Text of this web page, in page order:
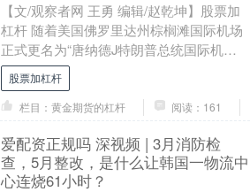
【文/观察者网 王勇 编辑/赵乾坤】股票加
杠杆 随着美国佛罗里达州棕榈滩国际机场
正式更名为“唐纳德J特朗普总统国际机
场”，美国联合航空公司（United Air....
股票加杠杆
栏目：黄金期货的杠杆
阅读：161
爱配资正规吗 深视频 | 3月消防检
查，5月整改，是什么让韩国一物流中
心连烧61小时？